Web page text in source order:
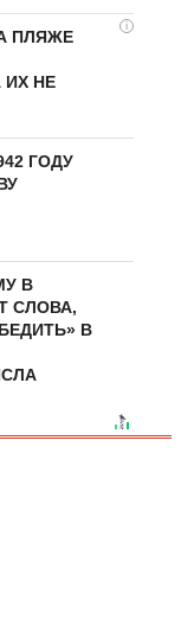
i
ПЛЯЖЕ
НЕ
ГОДУ
В
СЛОВА,
В